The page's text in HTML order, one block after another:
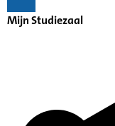
Mijn Studiezaal